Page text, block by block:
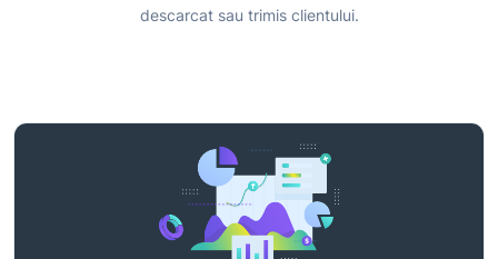
descarcat sau trimis clientului.